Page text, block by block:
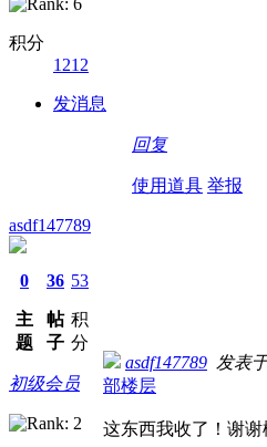
积分
1212
发消息
回复
使用道具 举报
asdf147789
0
主
题
36
帖
子
53
积
分
初级会员
asdf147789 发表
部楼层
这东西我收了！谢谢